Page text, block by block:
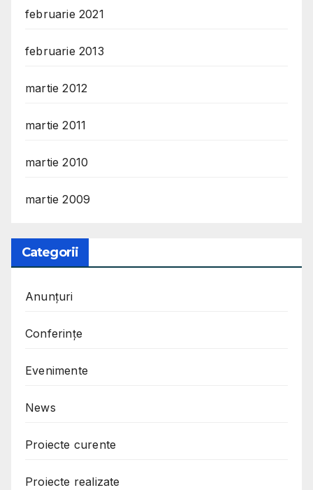
februarie 2021
februarie 2013
martie 2012
martie 2011
martie 2010
martie 2009
Categorii
Anunțuri
Conferințe
Evenimente
News
Proiecte curente
Proiecte realizate